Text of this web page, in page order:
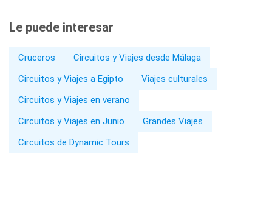
Le puede interesar
Cruceros
Circuitos y Viajes desde Málaga
Circuitos y Viajes a Egipto
Viajes culturales
Circuitos y Viajes en verano
Circuitos y Viajes en Junio
Grandes Viajes
Circuitos de Dynamic Tours